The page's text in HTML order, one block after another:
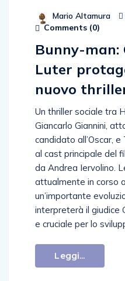
Mario Altamura
Comments (0)
Bunny-man:
Luter
nuovo
Un thriller sociale tra
Giancarlo Giannini,
candidato all’Oscar,
al cast principale del
da Andrea Iervolino.
attualmente in corso
un’importante
interpreterà il giudice
e cruciale per lo
Leggi...